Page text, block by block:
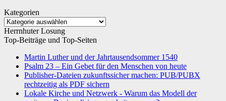
Kategorien
Kategorien
Herrnhuter Losung
Top-Beiträge und Top-Seiten
Martin Luther und der Jahrtausendsommer 1540
Psalm 23 – Ein Gebet für den Menschen von heute
Publisher-Dateien zukunftssicher machen: PUB/PUBX
rechtzeitig als PDF sichern
Lokale Kirche und Netzwerk - Warum das Modell der